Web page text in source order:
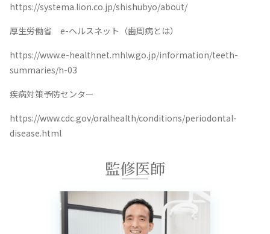
https://systema.lion.co.jp/shishubyo/about/
厚生労働省 e-ヘルスネット（歯周病とは）
https://www.e-healthnet.mhlw.go.jp/information/teeth-
summaries/h-03
疾病対策予防センター
https://www.cdc.gov/oralhealth/conditions/periodontal-
disease.html
監修医師